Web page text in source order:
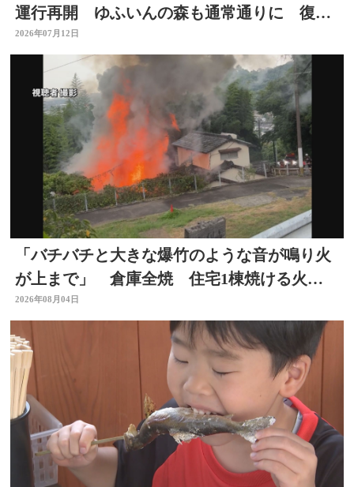
運行再開 ゆふいんの森も通常通りに 復旧
工事完了 大分
2026年07月12日
「バチバチと大きな爆竹のような音が鳴り火
が上まで」 倉庫全焼 住宅1棟焼ける火
事 大分
2026年08月04日